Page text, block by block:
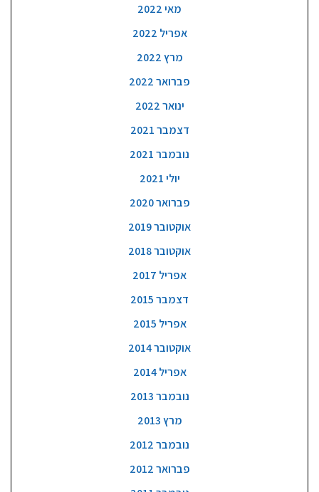
מאי 2022
אפריל 2022
מרץ 2022
פברואר 2022
ינואר 2022
דצמבר 2021
נובמבר 2021
יולי 2021
פברואר 2020
אוקטובר 2019
אוקטובר 2018
אפריל 2017
דצמבר 2015
אפריל 2015
אוקטובר 2014
אפריל 2014
נובמבר 2013
מרץ 2013
נובמבר 2012
פברואר 2012